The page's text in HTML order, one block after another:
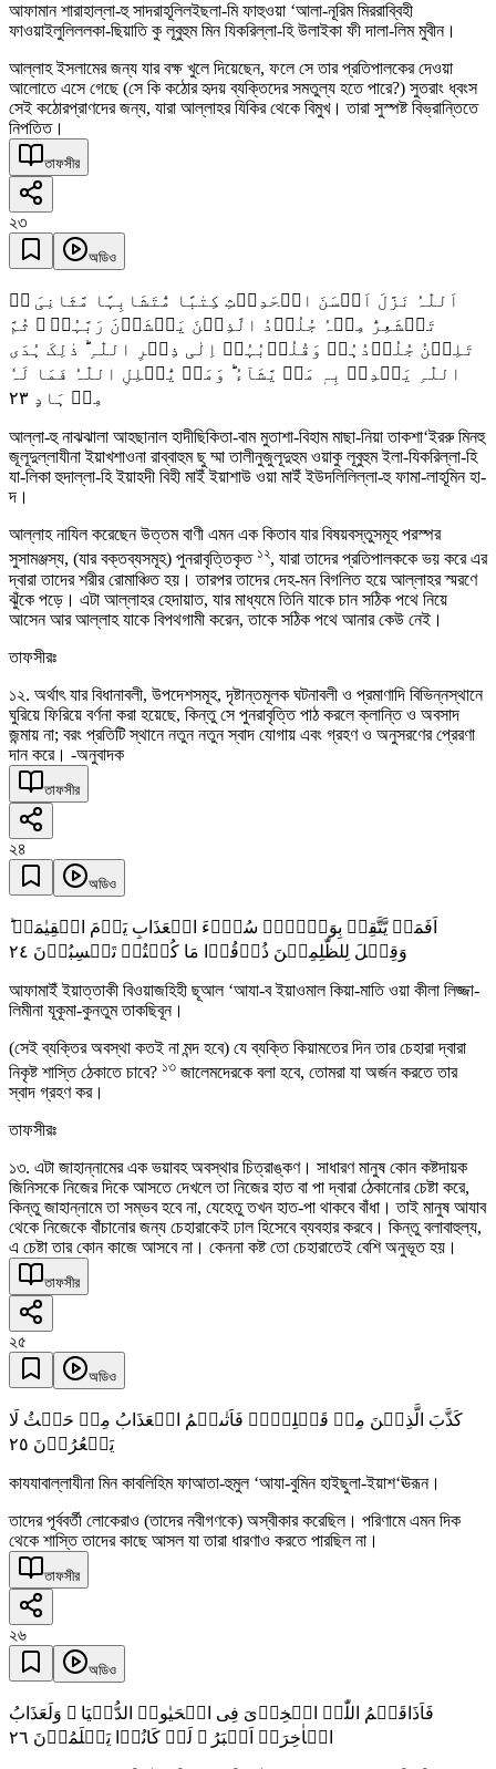
আফামান শারাহাল্লা-হু সাদরাহূলিলইছলা-মি ফাহুওয়া ‘আলা-নূরিম মিররাব্বিহী
ফাওয়াইলুলিললকা-ছিয়াতি কু লূবুহুম মিন যিকরিল্লা-হি উলাইকা ফী দালা-লিম মুবীন।
আল্লাহ ইসলামের জন্য যার বক্ষ খুলে দিয়েছেন, ফলে সে তার প্রতিপালকের দেওয়া
আলোতে এসে গেছে (সে কি কঠোর হৃদয় ব্যক্তিদের সমতুল্য হতে পারে?) সুতরাং ধ্বংস
সেই কঠোরপ্রাণদের জন্য, যারা আল্লাহর যিকির থেকে বিমুখ। তারা সুস্পষ্ট বিভ্রান্তিতে
নিপতিত।
তাফসীর
২৩
অডিও
اَللّٰہُ نَزَّلَ اَحۡسَنَ الۡحَدِیۡثِ کِتٰبًا مُّتَشَابِہًا مَّثَانِیَ ٭ۖ
تَقۡشَعِرُّ مِنۡہُ جُلُوۡدُ الَّذِیۡنَ یَخۡشَوۡنَ رَبَّہُمۡ ۚ ثُمَّ
تَلِیۡنُ جُلُوۡدُہُمۡ وَقُلُوۡبُہُمۡ اِلٰی ذِکۡرِ اللّٰہِ ؕ ذٰلِکَ ہُدَی
اللّٰہِ یَہۡدِیۡ بِہٖ مَنۡ یَّشَآءُ ؕ وَمَنۡ یُّضۡلِلِ اللّٰہُ فَمَا لَہٗ
مِنۡ ہَادٍ ٢٣
আল্লা-হু নাঝঝালা আহছানাল হাদীছিকিতা-বাম মুতাশা-বিহাম মাছা-নিয়া তাকশা‘ইররু মিনহু
জূলূদুল্লাযীনা ইয়াখশাওনা রাব্বাহুম ছু ম্মা তালীনুজুলূদুহুম ওয়াকু লূবুহুম ইলা-যিকরিল্লা-হি
যা-লিকা হুদাল্লা-হি ইয়াহদী বিহী মাইঁ ইয়াশাউ ওয়া মাইঁ ইউদলিলিল্লা-হু ফামা-লাহূমিন হা-
দ।
আল্লাহ নাযিল করেছেন উত্তম বাণী এমন এক কিতাব যার বিষয়বস্তুসমূহ পরস্পর
সুসামঞ্জস্য, (যার বক্তব্যসমূহ) পুনরাবৃত্তিকৃত ১২, যারা তাদের প্রতিপালককে ভয় করে এর
দ্বারা তাদের শরীর রোমাঞ্চিত হয়। তারপর তাদের দেহ-মন বিগলিত হয়ে আল্লাহর স্মরণে
ঝুঁকে পড়ে। এটা আল্লাহর হেদায়াত, যার মাধ্যমে তিনি যাকে চান সঠিক পথে নিয়ে
আসেন আর আল্লাহ যাকে বিপথগামী করেন, তাকে সঠিক পথে আনার কেউ নেই।
তাফসীরঃ
১২. অর্থাৎ যার বিধানাবলী, উপদেশসমূহ, দৃষ্টান্তমূলক ঘটনাবলী ও প্রমাণাদি বিভিন্নস্থানে
ঘুরিয়ে ফিরিয়ে বর্ণনা করা হয়েছে, কিন্তু সে পুনরাবৃত্তি পাঠ করলে ক্লান্তি ও অবসাদ
জন্মায় না; বরং প্রতিটি স্থানে নতুন নতুন স্বাদ যোগায় এবং গ্রহণ ও অনুসরণের প্রেরণা
দান করে। -অনুবাদক
তাফসীর
২৪
অডিও
اَفَمَنۡ یَّتَّقِیۡ بِوَجۡہِہٖ سُوۡٓءَ الۡعَذَابِ یَوۡمَ الۡقِیٰمَۃِ ؕ
وَقِیۡلَ لِلظّٰلِمِیۡنَ ذُوۡقُوۡا مَا کُنۡتُمۡ تَکۡسِبُوۡنَ ٢٤
আফামাইঁ ইয়াত্তাকী বিওয়াজহিহী ছূআল ‘আযা-ব ইয়াওমাল কিয়া-মাতি ওয়া কীলা লিজ্জা-
লিমীনা যূকূমা-কুনতুম তাকছিবূন।
(সেই ব্যক্তির অবস্থা কতই না মন্দ হবে) যে ব্যক্তি কিয়ামতের দিন তার চেহারা দ্বারা
নিকৃষ্ট শাস্তি ঠেকাতে চাবে? ১৩ জালেমদেরকে বলা হবে, তোমরা যা অর্জন করতে তার
স্বাদ গ্রহণ কর।
তাফসীরঃ
১৩. এটা জাহান্নামের এক ভয়াবহ অবস্থার চিত্রাঙ্কণ। সাধারণ মানুষ কোন কষ্টদায়ক
জিনিসকে নিজের দিকে আসতে দেখলে তা নিজের হাত বা পা দ্বারা ঠেকানোর চেষ্টা করে,
কিন্তু জাহান্নামে তা সম্ভব হবে না, যেহেতু তখন হাত-পা থাকবে বাঁধা। তাই মানুষ আযাব
থেকে নিজেকে বাঁচানোর জন্য চেহারাকেই ঢাল হিসেবে ব্যবহার করবে। কিন্তু বলাবাহুল্য,
এ চেষ্টা তার কোন কাজে আসবে না। কেননা কষ্ট তো চেহারাতেই বেশি অনুভূত হয়।
তাফসীর
২৫
অডিও
کَذَّبَ الَّذِیۡنَ مِنۡ قَبۡلِہِمۡ فَاَتٰىہُمُ الۡعَذَابُ مِنۡ حَیۡثُ لَا
یَشۡعُرُوۡنَ ٢٥
কাযযাবাল্লাযীনা মিন কাবলিহিম ফাআতা-হুমুল ‘আযা-বুমিন হাইছুলা-ইয়াশ‘ঊরূন।
তাদের পূর্ববর্তী লোকেরাও (তাদের নবীগণকে) অস্বীকার করেছিল। পরিণামে এমন দিক
থেকে শাস্তি তাদের কাছে আসল যা তারা ধারণাও করতে পারছিল না।
তাফসীর
২৬
অডিও
فَاَذَاقَہُمُ اللّٰہُ الۡخِزۡیَ فِی الۡحَیٰوۃِ الدُّنۡیَا ۚ وَلَعَذَابُ
الۡاٰخِرَۃِ اَکۡبَرُ ۘ لَوۡ کَانُوۡا یَعۡلَمُوۡنَ ٢٦